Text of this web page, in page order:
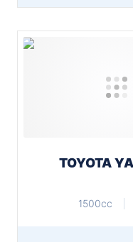
TOYOTA
1500cc